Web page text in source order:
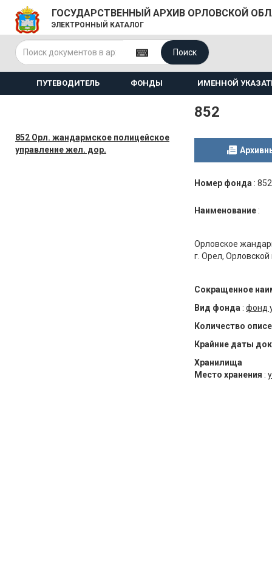
ГОСУДАРСТВЕННЫЙ АРХИВ ОРЛОВСКОЙ
ЭЛЕКТРОННЫЙ КАТАЛОГ
Поиск
ПУТЕВОДИТЕЛЬ ФОНДЫ ИМЕННОЙ
852 Орл. жандармское полицейское
управление жел. дор.
852
Номер фонда : 852
Наименование :
Орловское
г. Орел, Орловской
Сокращенное
Вид фонда : фонд
Количество
Крайние даты
Хранилища
Место хранения :